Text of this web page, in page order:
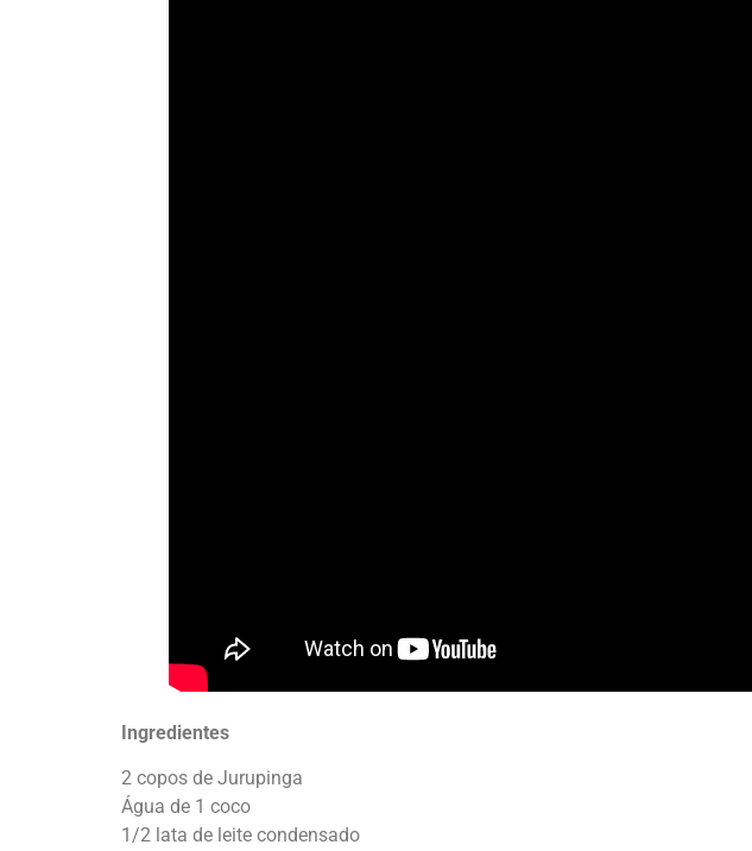
Ingredientes
2 copos de Jurupinga
Água de 1 coco
1/2 lata de leite condensado